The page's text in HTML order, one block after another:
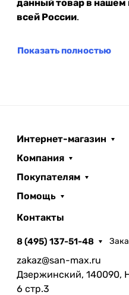
данный товар в нашем
всей России.
Показать полностью
Интернет-магазин
Компания
Покупателям
Помощь
Контакты
8 (495) 137-51-48
zakaz@san-max.ru
Дзержинский, 140090,
6 стр.3